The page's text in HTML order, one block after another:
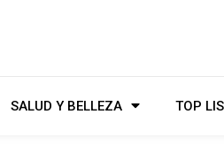
SALUD Y BELLEZA TOP